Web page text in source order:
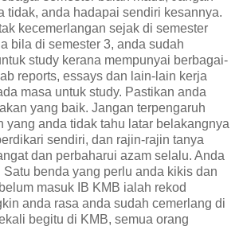
tidak, anda hadapai sendiri kesannya.
kecemerlangan sejak di semester
bila di semester 3, anda sudah
study kerana mempunyai berbagai-
reports, essays dan lain-lain kerja
masa untuk study. Pastikan anda
yang baik. Jangan terpengaruh
yang anda tidak tahu latar belakangnya
sendiri, dan rajin-rajin tanya
dan perbaharui azam selalu. Anda
benda yang perlu anda kikis dan
masuk IB KMB ialah rekod
anda rasa anda sudah cemerlang di
begitu di KMB, semua orang